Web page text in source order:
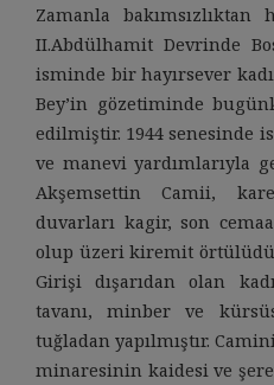
Zamanla
II.Abdülhamit Devrinde
isminde bir hayırsever
Bey’in gözetiminde
edilmiştir. 1944 senesinde
ve manevi yardımlarıyla
Akşemsettin Camii,
duvarları kagir, son
olup üzeri kiremit
Girişi dışarıdan olan
tavanı, minber ve
tuğladan yapılmıştır.
minaresinin kaidesi ve